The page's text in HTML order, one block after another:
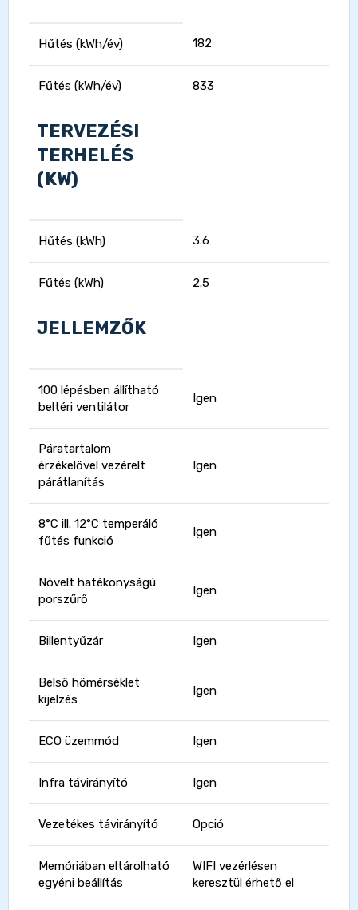
Hűtés (kWh/év) 182
Fűtés (kWh/év) 833
TERVEZÉSI
TERHELÉS
(KW)
Hűtés (kWh) 3.6
Fűtés (kWh) 2.5
JELLEMZŐK
100 lépésben állítható
beltéri ventilátor
Igen
Páratartalom
érzékelővel vezérelt
párátlanítás
Igen
8°C ill. 12°C temperáló
fűtés funkció
Igen
Növelt hatékonyságú
porszűrő
Igen
Billentyűzár Igen
Belső hőmérséklet
kijelzés
Igen
ECO üzemmód Igen
Infra távirányító Igen
Vezetékes távirányító Opció
Memóriában eltárolható
egyéni beállítás
WIFI vezérlésen
keresztül érhető el